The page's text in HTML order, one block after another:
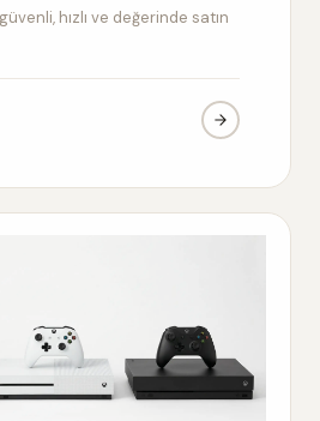
hızlı ve değerinde satın